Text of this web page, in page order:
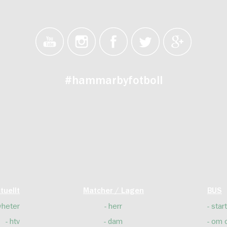
#hammarbyfotboll
htv
Matcher / Lagen
herr
dam
BUS
start
om